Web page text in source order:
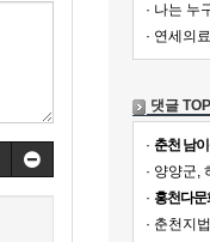
· 나는 누
· 연세의
댓글
· 춘천 남이섬
· 양양군, 하조대
· 홍천다
· 춘천지법 "뇌물보